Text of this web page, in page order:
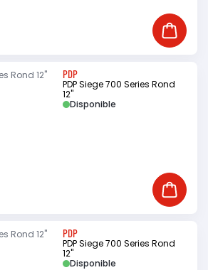
Ajouter
PDP
PDP Siege 700 Series Rond
12"
Disponible
Ajouter
PDP
PDP Siege 700 Series Rond
12"
Disponible